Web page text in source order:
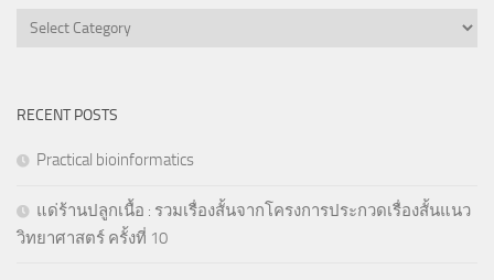
Categories
RECENT POSTS
Practical bioinformatics
แด่ร้านปลูกเนื้อ : รวมเรื่องสั้นจากโครงการประกวดเรื่องสั้นแนว
วิทยาศาสตร์ ครั้งที่ 10